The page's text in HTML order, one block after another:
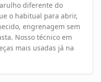
diferente do
o habitual para abrir,
engrenagem sem
Nosso técnico em
mais usadas já na